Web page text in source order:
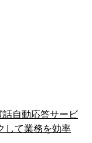
自動応答サービ
して業務を効率